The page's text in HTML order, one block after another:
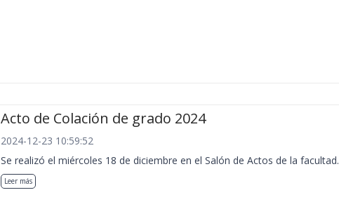
Acto de Colación de grado 2024
2024-12-23 10:59:52
Se realizó el miércoles 18 de diciembre en el Salón de Actos de la facultad.
Leer más